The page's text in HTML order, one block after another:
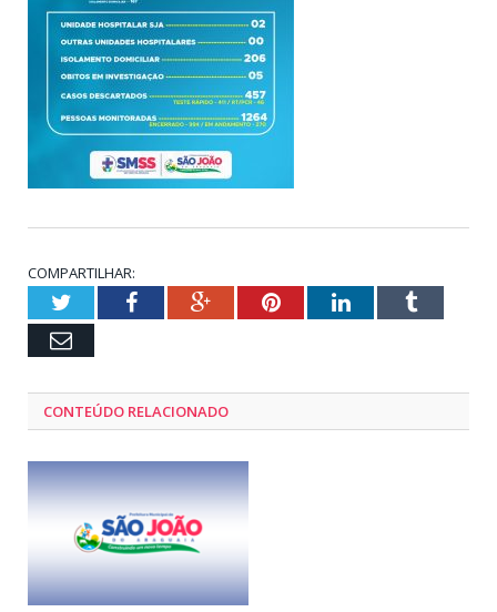
COMPARTILHAR:
TwitterFacebookGoogle+PinterestLinkedInTumblr
Email
CONTEÚDO RELACIONADO